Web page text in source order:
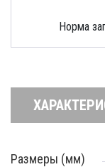
Норма
Размеры (мм)